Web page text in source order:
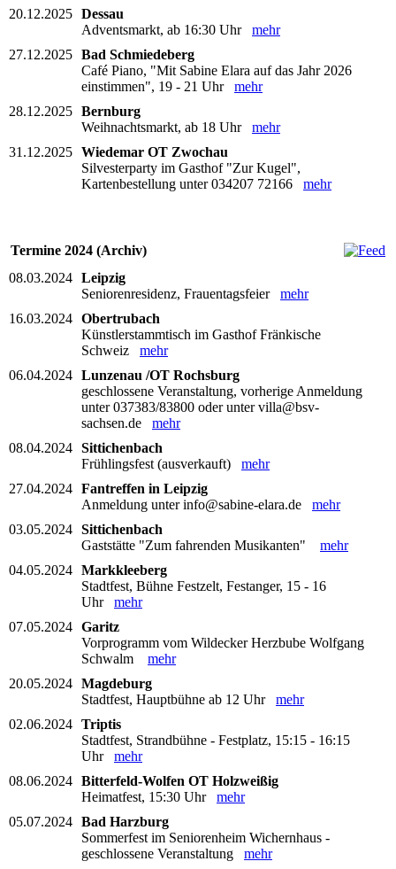
20.12.2025 Dessau
Adventsmarkt, ab 16:30 Uhr mehr
27.12.2025 Bad Schmiedeberg
Café Piano, "Mit Sabine Elara auf das Jahr 2026
einstimmen", 19 - 21 Uhr mehr
28.12.2025 Bernburg
Weihnachtsmarkt, ab 18 Uhr mehr
31.12.2025 Wiedemar OT Zwochau
Silvesterparty im Gasthof "Zur Kugel",
Kartenbestellung unter 034207 72166 mehr
Termine 2024 (Archiv)
08.03.2024 Leipzig
Seniorenresidenz, Frauentagsfeier mehr
16.03.2024 Obertrubach
Künstlerstammtisch im Gasthof Fränkische
Schweiz mehr
06.04.2024 Lunzenau /OT Rochsburg
geschlossene Veranstaltung, vorherige Anmeldung
unter 037383/83800 oder unter villa@bsv-
sachsen.de mehr
08.04.2024 Sittichenbach
Frühlingsfest (ausverkauft) mehr
27.04.2024 Fantreffen in Leipzig
Anmeldung unter info@sabine-elara.de mehr
03.05.2024 Sittichenbach
Gaststätte "Zum fahrenden Musikanten" mehr
04.05.2024 Markkleeberg
Stadtfest, Bühne Festzelt, Festanger, 15 - 16
Uhr mehr
07.05.2024 Garitz
Vorprogramm vom Wildecker Herzbube Wolfgang
Schwalm mehr
20.05.2024 Magdeburg
Stadtfest, Hauptbühne ab 12 Uhr mehr
02.06.2024 Triptis
Stadtfest, Strandbühne - Festplatz, 15:15 - 16:15
Uhr mehr
08.06.2024 Bitterfeld-Wolfen OT Holzweißig
Heimatfest, 15:30 Uhr mehr
05.07.2024 Bad Harzburg
Sommerfest im Seniorenheim Wichernhaus -
geschlossene Veranstaltung mehr